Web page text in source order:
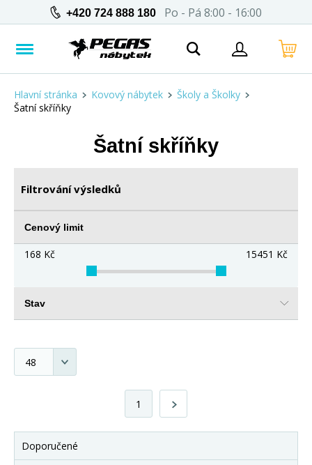
+420 724 888 180 Po - Pá 8:00 - 16:00
Hlavní stránka Kovový nábytek
Školy a Školky
Šatní skříňky
Šatní skříňky
Filtrování výsledků
Cenový limit
168 Kč 15451 Kč
Stav
1
Doporučené